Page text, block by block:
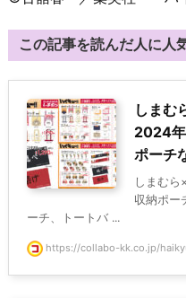
この記事を読んだ人に人
しまむ
2024年
ポーチ
しまむら
収納ポー
ーチ、トートバ ...
https://collabo-kk.co.jp/